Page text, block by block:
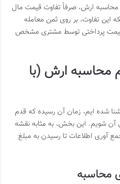
ارش، صرفاً تفاوت قیمت مال
این تفاوت، بر روی ثمن معامله
پرداختی توسط مشتری مشخص
محاسبه ارش (با
شده ایم، زمان آن رسیده که قدم
آن شویم. این بخش، به مثابه نقشه
آوری اطلاعات تا رسیدن به مبلغ
محاسبه